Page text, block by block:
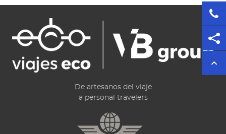
De artesanos del viaje
a personal travelers